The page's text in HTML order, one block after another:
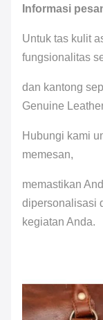
Informasi
Untuk tas kulit
fungsionalitas
dan kantong
Genuine
Hubungi kami
memesan,
memastikan
dipersonalisasi
kegiatan Anda.